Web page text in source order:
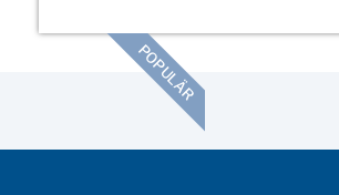
POPULÄR